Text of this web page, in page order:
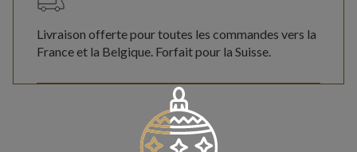
Livraison offerte pour toutes les commandes vers la
France et la Belgique. Forfait pour la Suisse.